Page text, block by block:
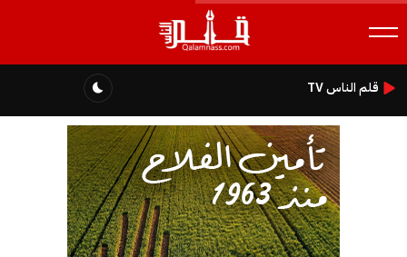
قلم الناس TV